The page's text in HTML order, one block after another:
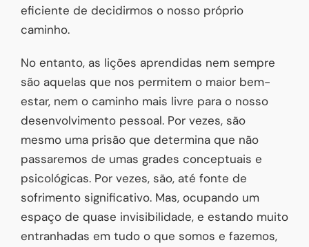
eficiente de decidirmos o nosso próprio
caminho.
No entanto, as lições aprendidas nem sempre
são aquelas que nos permitem o maior bem-
estar, nem o caminho mais livre para o nosso
desenvolvimento pessoal. Por vezes, são
mesmo uma prisão que determina que não
passaremos de umas grades conceptuais e
psicológicas. Por vezes, são, até fonte de
sofrimento significativo. Mas, ocupando um
espaço de quase invisibilidade, e estando muito
entranhadas em tudo o que somos e fazemos,